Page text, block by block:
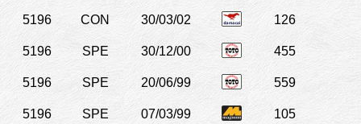
5196 CON 30/03/02 126
5196 SPE 30/12/00 455
5196 SPE 20/06/99 559
5196 SPE 07/03/99 105